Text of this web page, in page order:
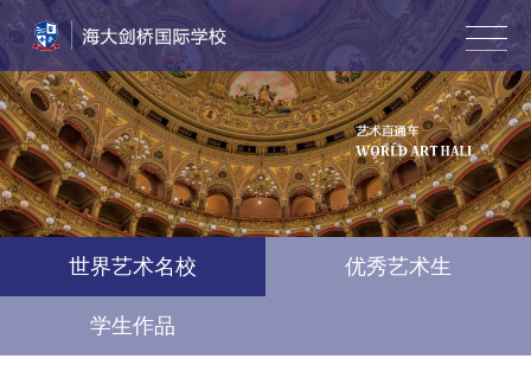
首页 学校简介 风采墙 教学动态
招生专栏 艺术直通车 国际竞赛·游学
联系我们 English
世界艺术名校 优秀艺术生
学生作品